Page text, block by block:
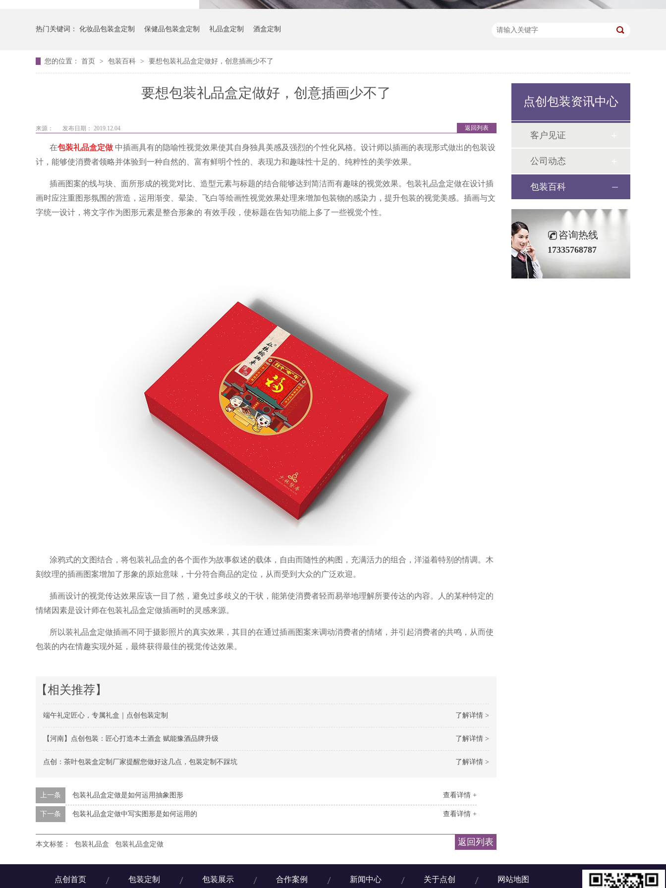
热门关键词： 化妆品包装盒定制 保健品包装盒定制 礼品盒定制 酒盒定制
您的位置： 首页 > 包装百科 > 要想包装礼品盒定做好，创意插画少不了
要想包装礼品盒定做好，创意插画少不了
返回列表
来源： 发布日期： 2019.12.04
在包装礼品盒定做 中插画具有的隐喻性视觉效果使其自身独具美感及强烈的个性化风格。设计师以插画的表现形式做出的包装设
计，能够使消费者领略并体验到一种自然的、富有鲜明个性的、表现力和趣味性十足的、纯粹性的美学效果。
插画图案的线与块、面所形成的视觉对比、造型元素与标题的结合能够达到简洁而有趣味的视觉效果。包装礼品盒定做在设计插
画时应注重图形氛围的营造， 运用渐变、晕染、飞白等绘画性视觉效果处理来增加包装物的感染力，提升包装的视觉美感。插画与文
字统一设计，将文字作为图形元素是整合形象的 有效手段，使标题在告知功能上多了一些视觉个性。
涂鸦式的文图结合，将包装礼品盒的各个面作为故事叙述的载体，自由而随性的构图，充满活力的组合， 洋溢着特别的情调。木
刻纹理的插画图案增加了形象的原始意味，十分符合商品的定位，从而受到大众的广泛欢迎。
插画设计的视觉传达效果应该一目了然，避免过多歧义的干状，能第使消费者轻而易举地理解所要传达的内容。人的某种特定的
情绪因素是设计师在包装礼品盒定做插画时的灵感来源。
所以装礼品盒定做插画不同于摄影照片的真实效果，其目的在通过插画图案来调动消费者的情绪，并引起消费者的共鸣，从而使
包装的内在情趣实现外延，最终获得最佳的视觉传达效果。
【相关推荐】
了解详情 >
端午礼定匠心，专属礼盒｜点创包装定制
了解详情 >
【河南】点创包装：匠心打造本土酒盒 赋能豫酒品牌升级
了解详情 >
点创：茶叶包装盒定制厂家提醒您做好这几点，包装定制不踩坑
查看详情 +
上一条 包装礼品盒定做是如何运用抽象图形
查看详情 +
下一条 包装礼品盒定做中写实图形是如何运用的
返回列表
本文标签： 包装礼品盒 包装礼品盒定做
点创包装资讯中心
客户见证
公司动态
包装百科
咨询热线
17335768787
点创首页 包装定制 包装展示 合作案例 新闻中心 关于点创 网站地图